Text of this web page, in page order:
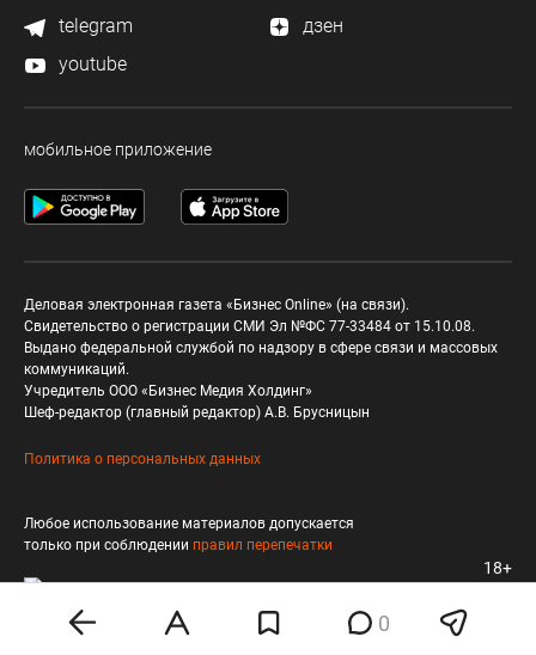
0
telegram
дзен
youtube
мобильное приложение
Деловая электронная газета «Бизнес Online» (на связи).
Свидетельство о регистрации СМИ Эл №ФС 77-33484 от 15.10.08.
Выдано федеральной службой по надзору в сфере связи и массовых
коммуникаций.
Учредитель ООО «Бизнес Медия Холдинг»
Шеф-редактор (главный редактор) А.В. Брусницын
Политика о персональных данных
Любое использование материалов допускается
только при соблюдении правил перепечатки
18+